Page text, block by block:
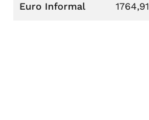
Euro Informal
1764,91